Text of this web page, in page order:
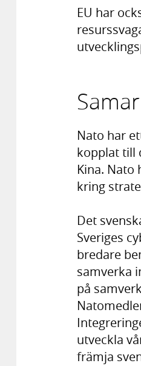
EU har
Nato har
kopplat till
Kina.
kring
Det
Sveriges
bredare
samverka
på
utveckla
främja